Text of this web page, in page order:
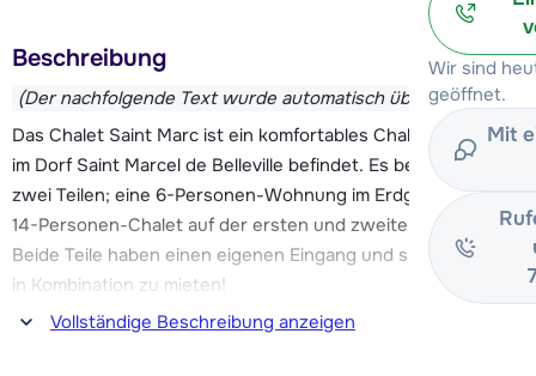
Wir sind
geöffnet.
Mit
Beschreibung
(Der nachfolgende Text wurde automatisch übersetzt)
Das Chalet Saint Marc ist ein komfortables Chalet, das sich
im Dorf Saint Marcel de Belleville befindet. Es besteht aus
zwei Teilen; eine 6-Personen-Wohnung im Erdgeschoss und
14-Personen-Chalet auf der ersten und zweiten Etage.
Beide Teile haben einen eigenen Eingang und sind auch gut
in Kombination zu mieten!
Vollständige Beschreibung anzeigen